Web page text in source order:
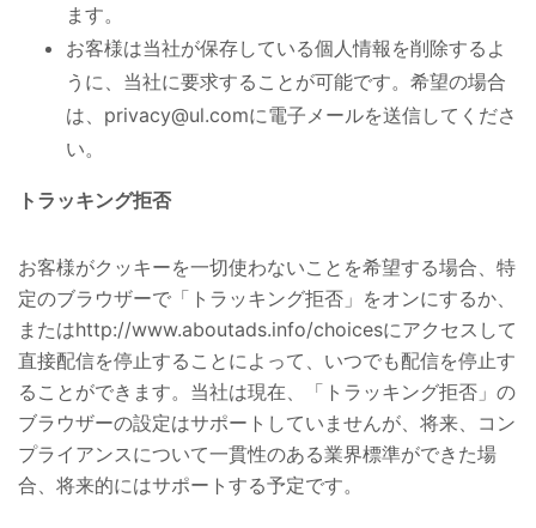
ます。
お客様は当社が保存している個人情報を削除するよ
うに、当社に要求することが可能です。希望の場合
は 、privacy@ul.comに電子メールを送信してくださ
い。
トラッキング拒否
お客様がクッキーを一切使わないことを希望する場合、特
定のブラウザーで「トラッキング拒否」をオンにするか、
またはhttp://www.aboutads.info/choicesにアクセスして
直接配信を停止することによって、いつでも配信を停止す
ることができます。当社は現在、「トラッキング拒否」の
ブラウザーの設定はサポートしていませんが、将来、コン
プライアンスについて一貫性のある業界標準ができた場
合、 将来的にはサポートする予定です。